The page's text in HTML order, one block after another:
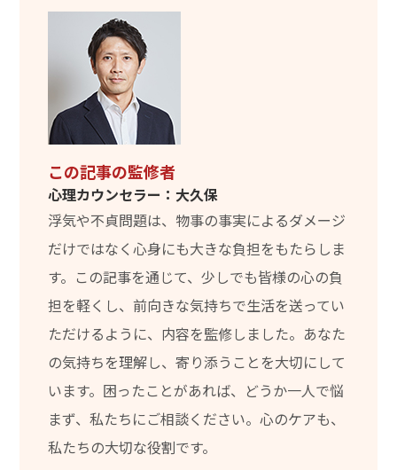
この記事の監修者
心理カウンセラー：大久保
浮気や不貞問題は、物事の事実によるダメージ
だけではなく心身にも大きな負担をもたらしま
す。この記事を通じて、少しでも皆様の心の負
担を軽くし、前向きな気持ちで生活を送ってい
ただけるように、内容を監修しました。あなた
の気持ちを理解し、寄り添うことを大切にして
います。困ったことがあれば、どうか一人で悩
まず、私たちにご相談ください。心のケアも、
私たちの大切な役割です。